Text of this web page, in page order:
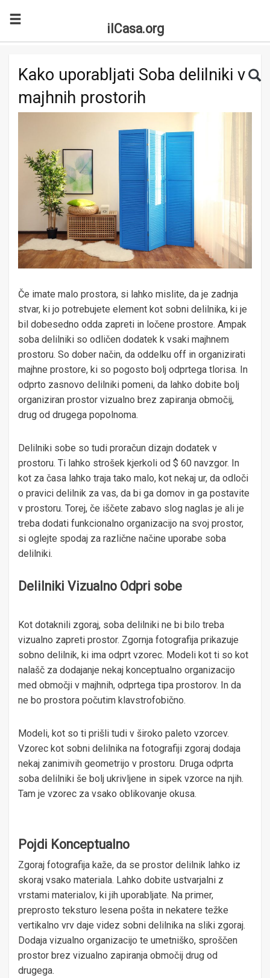
ilCasa.org
Search for:
Kako uporabljati Soba delilniki v
majhnih prostorih
Če imate malo prostora, si lahko mislite, da je zadnja
stvar, ki jo potrebujete element kot sobni delilnika, ki je
bil dobesedno odda zapreti in ločene prostore. Ampak
soba delilniki so odličen dodatek k vsaki majhnem
prostoru. So dober način, da oddelku off in organizirati
majhne prostore, ki so pogosto bolj odprtega tlorisa. In
odprto zasnovo delilniki pomeni, da lahko dobite bolj
organiziran prostor vizualno brez zapiranja območij,
drug od drugega popolnoma.
Delilniki sobe so tudi proračun dizajn dodatek v
prostoru. Ti lahko strošek kjerkoli od $ 60 navzgor. In
kot za časa lahko traja tako malo, kot nekaj ur, da odloči
o pravici delilnik za vas, da bi ga domov in ga postavite
v prostoru. Torej, če iščete zabavo slog naglas je ali je
treba dodati funkcionalno organizacijo na svoj prostor,
si oglejte spodaj za različne načine uporabe soba
delilniki.
Delilniki Vizualno Odpri sobe
Kot dotaknili zgoraj, soba delilniki ne bi bilo treba
vizualno zapreti prostor. Zgornja fotografija prikazuje
sobno delilnik, ki ima odprt vzorec. Modeli kot ti so kot
nalašč za dodajanje nekaj konceptualno organizacijo
med območji v majhnih, odprtega tipa prostorov. In da
ne bo prostora počutim klavstrofobično.
Modeli, kot so ti prišli tudi v široko paleto vzorcev.
Vzorec kot sobni delilnika na fotografiji zgoraj dodaja
nekaj zanimivih geometrijo v prostoru. Druga odprta
soba delilniki še bolj ukrivljene in sipek vzorce na njih.
Tam je vzorec za vsako oblikovanje okusa.
Pojdi Konceptualno
Zgoraj fotografija kaže, da se prostor delilnik lahko iz
skoraj vsako materiala. Lahko dobite ustvarjalni z
vrstami materialov, ki jih uporabljate. Na primer,
preprosto teksturo lesena pošta in nekatere težke
vertikalno vrv daje videz sobni delilnika na sliki zgoraj.
Dodaja vizualno organizacijo te umetniško, sproščen
prostor brez vizualno zapiranja območij drug od
drugega.